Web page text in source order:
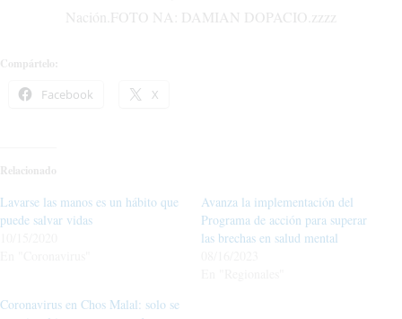
Nación.FOTO NA: DAMIAN DOPACIO.zzzz
Compártelo:
Facebook X
Relacionado
Lavarse las manos es un hábito que
puede salvar vidas
Avanza la implementación del
Programa de acción para superar
las brechas en salud mental
Coronavirus en Chos Malal: solo se